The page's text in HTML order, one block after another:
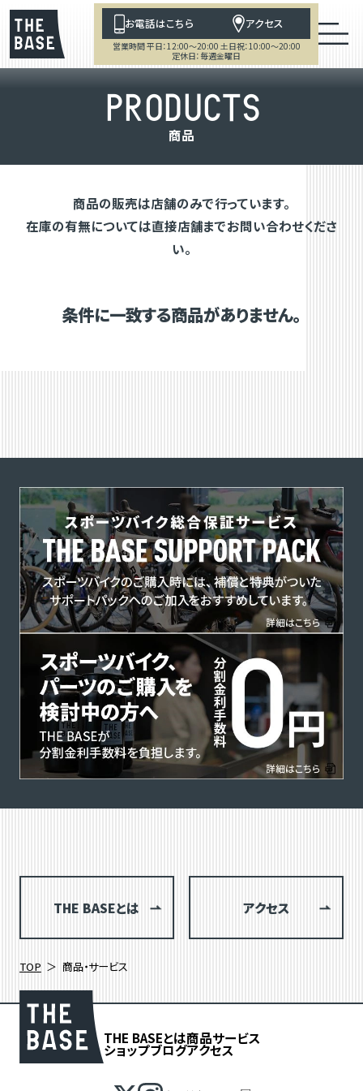
お電話はこちら アクセス
営業時間 平日：12:00～20:00 土日祝：10:00～20:00
定休日：毎週金曜日
PRODUCTS
商品
商品の販売は店舗のみで行っています。
在庫の有無については直接店舗までお問い合わせくださ
い。
条件に一致する商品がありません。
THE BASEとは アクセス
TOP 商品・サービス
THE BASEとは商品サービス
ショップブログアクセス